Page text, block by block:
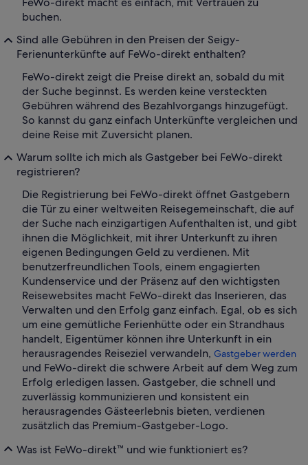
buchen.
Sind alle Gebühren in den Preisen der Seigy-
Ferienunterkünfte auf FeWo-direkt enthalten?
FeWo-direkt zeigt die Preise direkt an, sobald du mit
der Suche beginnst. Es werden keine versteckten
Gebühren während des Bezahlvorgangs hinzugefügt.
So kannst du ganz einfach Unterkünfte vergleichen und
deine Reise mit Zuversicht planen.
Warum sollte ich mich als Gastgeber bei FeWo-direkt
registrieren?
Die Registrierung bei FeWo-direkt öffnet Gastgebern
die Tür zu einer weltweiten Reisegemeinschaft, die auf
der Suche nach einzigartigen Aufenthalten ist, und gibt
ihnen die Möglichkeit, mit ihrer Unterkunft zu ihren
eigenen Bedingungen Geld zu verdienen. Mit
benutzerfreundlichen Tools, einem engagierten
Kundenservice und der Präsenz auf den wichtigsten
Reisewebsites macht FeWo-direkt das Inserieren, das
Verwalten und den Erfolg ganz einfach. Egal, ob es sich
um eine gemütliche Ferienhütte oder ein Strandhaus
handelt, Eigentümer können ihre Unterkunft in ein
herausragendes Reiseziel verwandeln, Gastgeber werden
und FeWo-direkt die schwere Arbeit auf dem Weg zum
Erfolg erledigen lassen. Gastgeber, die schnell und
zuverlässig kommunizieren und konsistent ein
herausragendes Gästeerlebnis bieten, verdienen
zusätzlich das Premium-Gastgeber-Logo.
Was ist FeWo-direkt™ und wie funktioniert es?